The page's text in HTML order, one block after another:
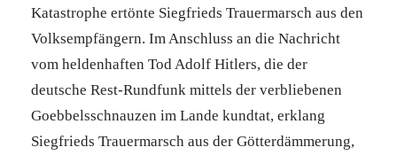
Katastrophe ertönte Siegfrieds Trauermarsch aus den
Volksempfängern. Im Anschluss an die Nachricht
vom heldenhaften Tod Adolf Hitlers, die der
deutsche Rest-Rundfunk mittels der verbliebenen
Goebbelsschnauzen im Lande kundtat, erklang
Siegfrieds Trauermarsch aus der Götterdämmerung,